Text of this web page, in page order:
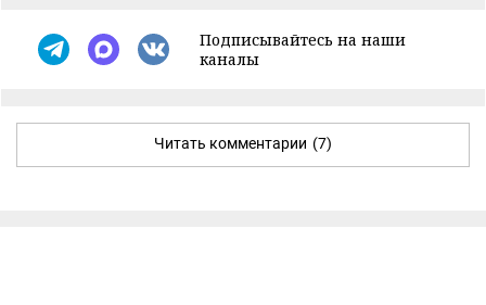
Подписывайтесь на наши
каналы
Читать комментарии (7)